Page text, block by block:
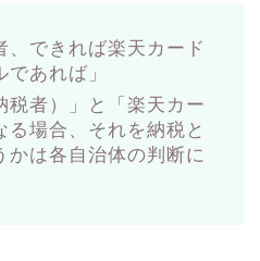
、できれば楽天カード
あれば」
税者）」と「楽天カー
る場合、それを納税と
かは各自治体の判断に